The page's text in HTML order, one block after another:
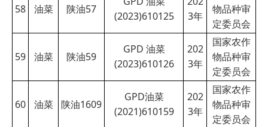
58 油菜 陕油57
(2023)610125
3年
物品种审
定委员会
59 油菜 陕油59
GPD 油菜
(2023)610126
202
3年
国家农作
物品种审
定委员会
60 油菜 陕油1609
GPD油菜
(2021)610159
202
3年
国家农作
物品种审
定委员会